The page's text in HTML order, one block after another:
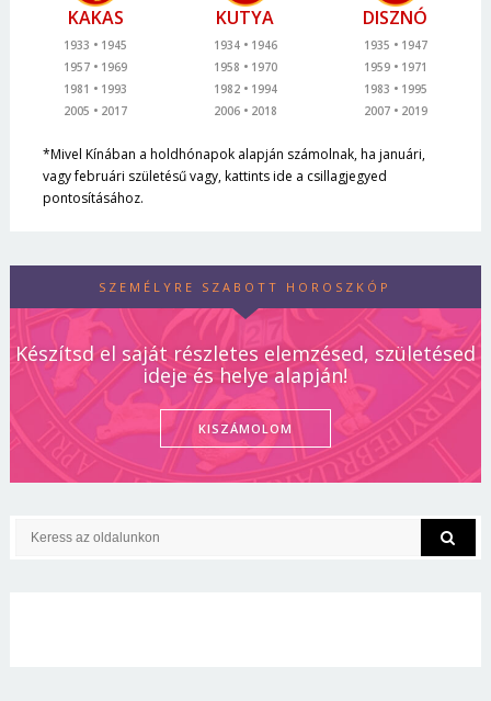
KAKAS
1933
1945
1957
1969
1981
1993
2005
2017
KUTYA
1934
1946
1958
1970
1982
1994
2006
2018
DISZNÓ
1935
1947
1959
1971
1983
1995
2007
2019
*Mivel Kínában a holdhónapok alapján számolnak, ha januári,
vagy februári születésű vagy, kattints ide a csillagjegyed
pontosításához.
SZEMÉLYRE SZABOTT HOROSZKÓP
Készítsd el saját részletes elemzésed, születésed
ideje és helye alapján!
KISZÁMOLOM